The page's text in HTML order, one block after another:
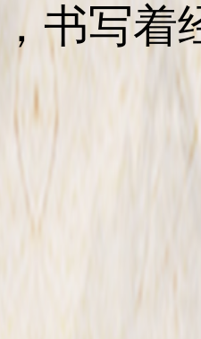
书写